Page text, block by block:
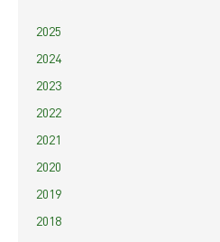
2025
2024
2023
2022
2021
2020
2019
2018